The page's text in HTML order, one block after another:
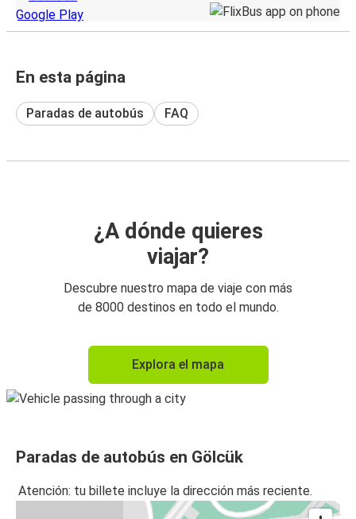
En esta página
Paradas de autobús FAQ
¿A dónde quieres
viajar?
Descubre nuestro mapa de viaje con más
de 8000 destinos en todo el mundo.
Explora el mapa
Paradas de autobús en Gölcük
Atención: tu billete incluye la dirección más reciente.